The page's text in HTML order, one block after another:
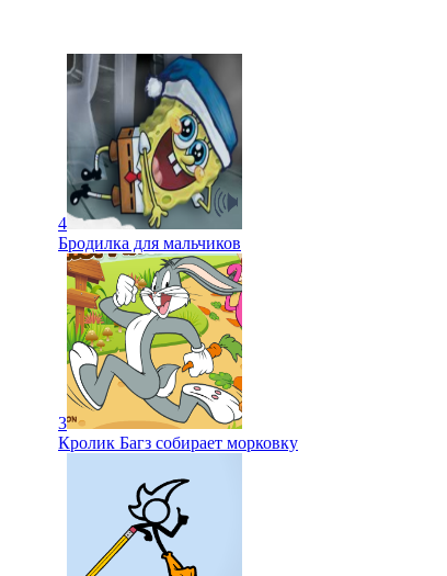
4
Бродилка для мальчиков
3
Кролик Багз собирает морковку